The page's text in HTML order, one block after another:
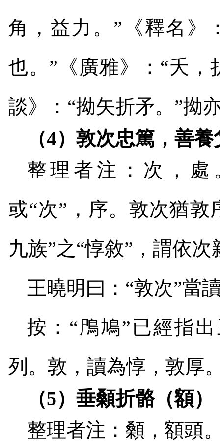
角，益力。”《釋名》
也。”《廣雅》：“夭，
談》：“拗矢折矛。”拗
（4）敦次忠篤，善養
整理者注：次，
或“次”，序。敦次猶敦
九族”之“惇敘”，謂依
王曉明曰：“敦次”當
按：“鳲鳩”已經指
列。敦，讀為惇，敦厚
（5）垂顙折骼（額）
整理者注：顙，額頭